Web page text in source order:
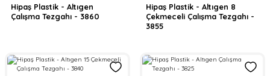
Hipaş Plastik - Altıgen
Çalışma Tezgahı - 3860
Hipaş Plastik - Altıgen 8
Çekmeceli Çalışma Tezgahı -
3855